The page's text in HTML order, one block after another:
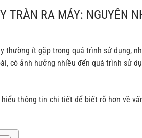
TRÀN RA MÁY: NGUYÊN
thường ít gặp trong quá trình sử dụng,
có ảnh hưởng nhiều đến quá trình sử
thông tin chi tiết để biết rõ hơn về